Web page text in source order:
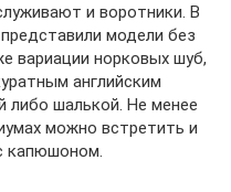
и воротники. В
модели без
вариации норковых шуб,
английским
либо шалькой. Не менее
можно встретить и
капюшоном.